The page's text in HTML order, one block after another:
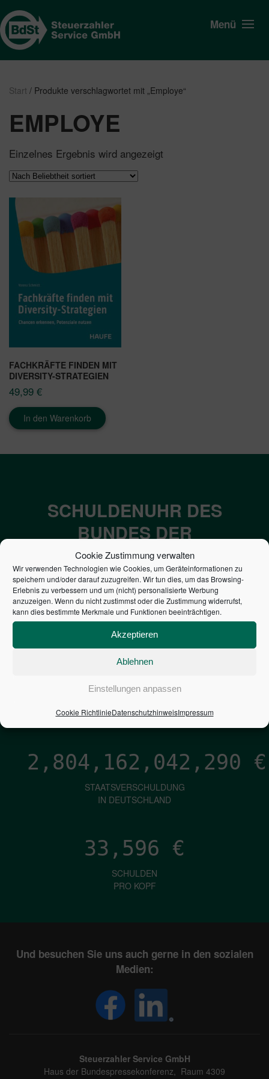
Cookie Zustimmung verwalten
Wir verwenden Technologien wie Cookies, um Geräteinformationen zu
speichern und/oder darauf zuzugreifen. Wir tun dies, um das Browsing-
Erlebnis zu verbessern und um (nicht) personalisierte Werbung
anzuzeigen. Wenn du nicht zustimmst oder die Zustimmung widerrufst,
kann dies bestimmte Merkmale und Funktionen beeinträchtigen.
Akzeptieren
Ablehnen
Einstellungen anpassen
Cookie RichtlinieDatenschutzhinweisImpressum
Menü
Start / Produkte verschlagwortet mit „Employe“
EMPLOYE
Einzelnes Ergebnis wird angezeigt
FACHKRÄFTE FINDEN MIT
DIVERSITY-STRATEGIEN
49,99 €
In den Warenkorb
SCHULDENUHR DES
BUNDES DER
STEUERZAHLER
7,052€
NEUVERSCHULDUNG
PRO SEKUNDE
2,804,162,043,468 €
STAATSVERSCHULDUNG
IN DEUTSCHLAND
33,596 €
SCHULDEN
PRO KOPF
Und besuchen Sie uns auch gerne in den sozialen
Medien:
Steuerzahler Service GmbH
Haus der Bundespressekonferenz, Raum 4309